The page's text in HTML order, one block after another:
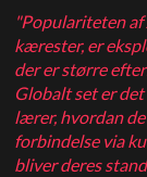
"Populariteten
kærester, er
der er større
Globalt set er
lærer, hvordan de
forbindelse via
bliver deres